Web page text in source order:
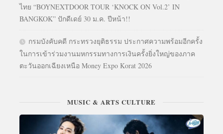
ไทย “BOYNEXTDOOR TOUR ‘KNOCK ON Vol.2’ IN
BANGKOK” ปักดีเดย์ 30 ม.ค. ปีหน้า!!
กรมบังคับคดี กระทรวงยุติธรรม ประกาศความพร้อมอีกครั้ง
ในการเข้าร่วมงานมหกรรมทางการเงินครั้งยิ่งใหญ่ของภาค
ตะวันออกเฉียงเหนือ Money Expo Korat 2026
MUSIC & ARTS CULTURE